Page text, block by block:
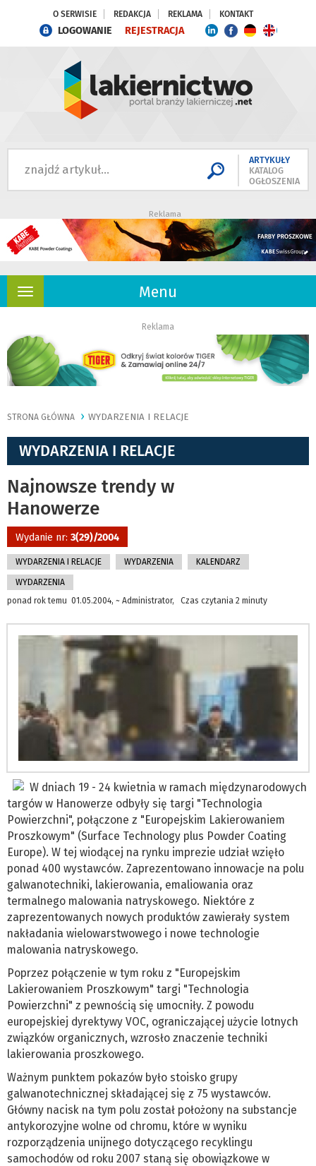
O SERWISIE REDAKCJA REKLAMA KONTAKT
LOGOWANIE REJESTRACJA
ARTYKUŁY
KATALOG
OGŁOSZENIA
Reklama
Menu
Rozwiń
Reklama
STRONA GŁÓWNA WYDARZENIA I RELACJE
WYDARZENIA I RELACJE
Najnowsze trendy w
Hanowerze
Wydanie nr: 3(29)/2004
WYDARZENIA I RELACJE WYDARZENIA KALENDARZ
WYDARZENIA
ponad rok temu 01.05.2004, ~ Administrator, Czas czytania 2 minuty
W dniach 19 - 24 kwietnia w ramach międzynarodowych
targów w Hanowerze odbyły się targi "Technologia
Powierzchni", połączone z "Europejskim Lakierowaniem
Proszkowym" (Surface Technology plus Powder Coating
Europe). W tej wiodącej na rynku imprezie udział wzięło
ponad 400 wystawców. Zaprezentowano innowacje na polu
galwanotechniki, lakierowania, emaliowania oraz
termalnego malowania natryskowego. Niektóre z
zaprezentowanych nowych produktów zawierały system
nakładania wielowarstwowego i nowe technologie
malowania natryskowego.
Poprzez połączenie w tym roku z "Europejskim
Lakierowaniem Proszkowym" targi "Technologia
Powierzchni" z pewnością się umocniły. Z powodu
europejskiej dyrektywy VOC, ograniczającej użycie lotnych
związków organicznych, wzrosło znaczenie techniki
lakierowania proszkowego.
Ważnym punktem pokazów było stoisko grupy
galwanotechnicznej składającej się z 75 wystawców.
Główny nacisk na tym polu został położony na substancje
antykorozyjne wolne od chromu, które w wyniku
rozporządzenia unijnego dotyczącego recyklingu
samochodów od roku 2007 staną się obowiązkowe w